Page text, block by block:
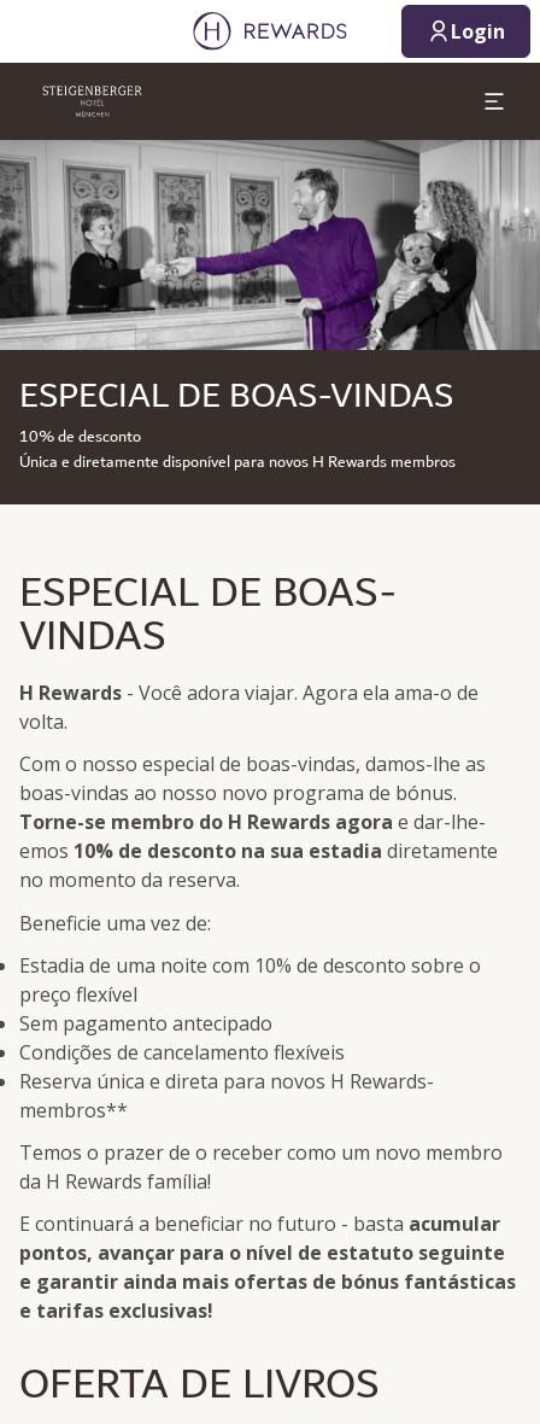
Login
Diapositivo 1 de 1
ESPECIAL DE BOAS-VINDAS
10% de desconto
Única e diretamente disponível para novos H Rewards membros
ESPECIAL DE BOAS-
VINDAS
H Rewards - Você adora viajar. Agora ela ama-o de
volta.
Com o nosso especial de boas-vindas, damos-lhe as
boas-vindas ao nosso novo programa de bónus.
Torne-se membro do H Rewards agora e dar-lhe-
emos 10% de desconto na sua estadia diretamente
no momento da reserva.
Beneficie uma vez de:
Estadia de uma noite com 10% de desconto sobre o
preço flexível
Sem pagamento antecipado
Condições de cancelamento flexíveis
Reserva única e direta para novos H Rewards-
membros**
Temos o prazer de o receber como um novo membro
da H Rewards família!
E continuará a beneficiar no futuro - basta acumular
pontos, avançar para o nível de estatuto seguinte
e garantir ainda mais ofertas de bónus fantásticas
e tarifas exclusivas!
OFERTA DE LIVROS